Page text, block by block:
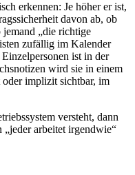
erkennen: Je höher er ist,
davon ab, ob
jemand „die richtige
zufällig im Kalender
ist in der
wird sie in einem
implizit sichtbar, im
versteht, dann
arbeitet irgendwie“